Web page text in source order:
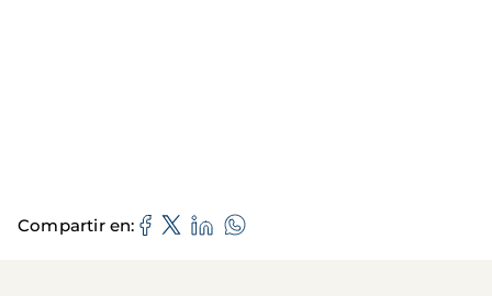
Compartir en